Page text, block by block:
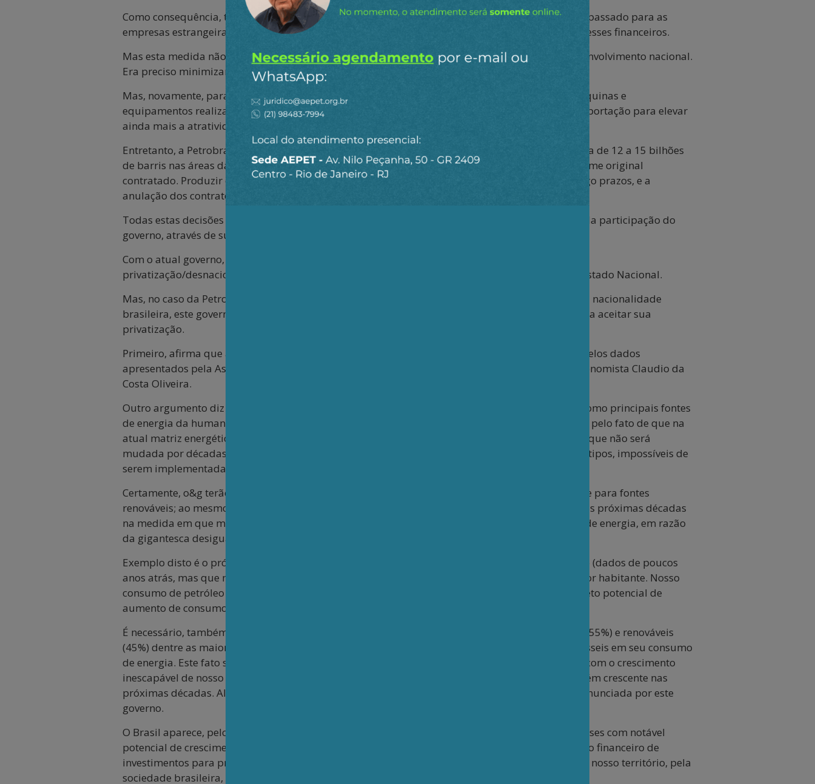
Como consequência, todo benefício que o pré-sal pudesse gerar para a indústria brasileira foi repassado para as
empresas estrangeiras e seus fornecedores de mesma origem ou pertencentes aos mesmos interesses financeiros.
Mas esta medida não era suficiente para sepultar definitivamente um projeto autônomo de desenvolvimento nacional.
Era preciso minimizar ao máximo a obrigatoriedade do conteúdo nacional, o que foi feito.
Mas, novamente, para promover a compra e utilização de projetos de engenharia, materiais, máquinas e
equipamentos realizados fora do Brasil, foi-lhes concedida uma imensa isenção tributária de importação para elevar
ainda mais a atratividade das operações.
Entretanto, a Petrobrás permanecia como a operadora única das atividades de produção de cerca de 12 a 15 bilhões
de barris nas áreas da chamada “cessão onerosa”, com volumes de reservas que excediam o volume original
contratado. Produzir estas áreas é questão de sustentabilidade para a Petrobrás no médio e longo prazos, e a
anulação dos contratos traz ameaças ao futuro da companhia.
Todas estas decisões inserem-se com perfeição na opção dos governos após 2016 pela redução da participação do
governo, através de suas empresas estatais, na gestão do nosso país.
Com o atual governo, esta intenção tornou-se clara e defendida publicamente com a defesa de
privatização/desnacionalização total da economia brasileira e a desconstrução do aparelho de Estado Nacional.
Mas, no caso da Petrobrás, em razão do simbolismo que a empresa ostenta em relação à própria nacionalidade
brasileira, este governo apresenta argumentos falsos para conduzir o cidadão comum brasileiro a aceitar sua
privatização.
Primeiro, afirma que a Petrobrás está quebrada, visão totalmente desmontada principalmente pelos dados
apresentados pela Associação dos Engenheiros da Petrobás (Aepet), com base em estudos do economista Claudio da
Costa Oliveira.
Outro argumento diz respeito ao abandono dos combustíveis fósseis – petróleo e gás natural – como principais fontes
de energia da humanidade, nestes próximos anos. Esta previsão não tem qualquer credibilidade pelo fato de que na
atual matriz energética mundial, óleo e gás (o&g) aparecem com 60% de participação, realidade que não será
mudada por décadas pois exigiria transformações radicais nas atividades humanas de todos os tipos, impossíveis de
serem implementadas em poucas décadas.
Certamente, o&g terão diminuídas sua contribuição na matriz mundial, abrindo espaço crescente para fontes
renováveis; ao mesmo tempo, entretanto, o consumo de energia aumentará significativamente nas próximas décadas
na medida em que mais de 1 bilhão de pessoas no mundo vivem com baixos níveis de consumo de energia, em razão
da gigantesca desigualdade social por que padece a humanidade.
Exemplo disto é o próprio Brasil: somos a nona economia no mundo e ocupamos a 72ª colocação (dados de poucos
anos atrás, mas que não deve ser diferente da realidade atual) no quesito consumo de energia por habitante. Nosso
consumo de petróleo – 2,5 milhões de barris/dia – reflete esta realidade e aponta para um concreto potencial de
aumento de consumo de o&g, desde que o país saia desta crise em que foi afundado.
É necessário, também, citar a nossa matriz energética, de longe a mais equilibrada entre fósseis (55%) e renováveis
(45%) dentre as maiores economias do mundo, com predominância absoluta de combustíveis fósseis em seu consumo
de energia. Este fato significa que, com a crescente contribuição dos renováveis na nossa matriz, com o crescimento
inescapável de nosso consumo de energia, nosso pré-sal tem assegurada sua participação também crescente nas
próximas décadas. Aliás, este é um ponto central na discussão da privatização da Petrobrás, já anunciada por este
governo.
O Brasil aparece, pelo conjunto muito significativo de nossos recursos naturais, como um dos países com notável
potencial de crescimento de seu mercado interno, a garantir a sustentabilidade e o devido retorno financeiro de
investimentos para produzi-los. Petróleo & gás natural têm mercado seguro e muito crescente no nosso território, pela
sociedade brasileira,